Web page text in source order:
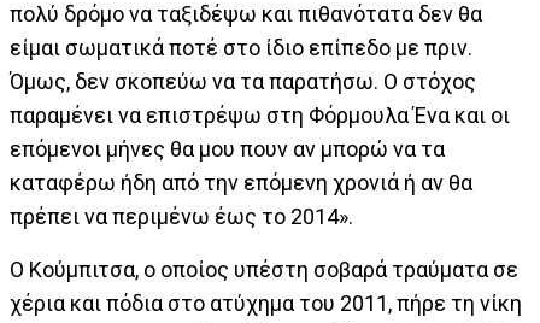
πολύ δρόμο να ταξιδέψω και πιθανότατα δεν θα
είμαι σωματικά ποτέ στο ίδιο επίπεδο με πριν.
Όμως, δεν σκοπεύω να τα παρατήσω. Ο στόχος
παραμένει να επιστρέψω στη Φόρμουλα Ένα και οι
επόμενοι μήνες θα μου πουν αν μπορώ να τα
καταφέρω ήδη από την επόμενη χρονιά ή αν θα
πρέπει να περιμένω έως το 2014».
Ο Κούμπιτσα, ο οποίος υπέστη σοβαρά τραύματα σε
χέρια και πόδια στο ατύχημα του 2011, πήρε τη νίκη